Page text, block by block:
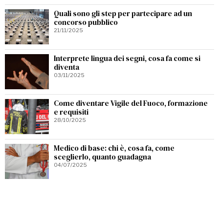
Quali sono gli step per partecipare ad un
concorso pubblico
21/11/2025
Interprete lingua dei segni, cosa fa come si
diventa
03/11/2025
Come diventare Vigile del Fuoco, formazione
e requisiti
28/10/2025
Medico di base: chi è, cosa fa, come
sceglierlo, quanto guadagna
04/07/2025